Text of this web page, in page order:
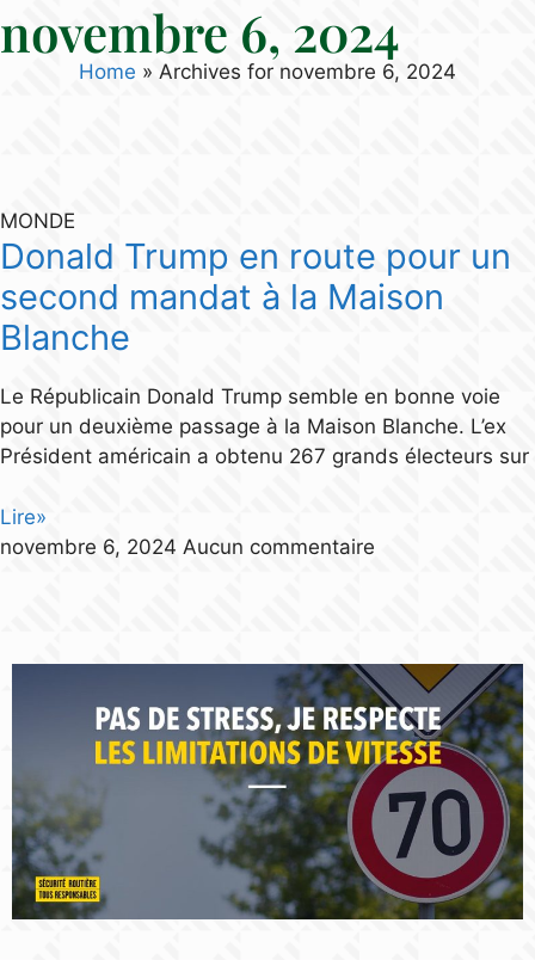
novembre 6, 2024
Home » Archives for novembre 6, 2024
MONDE
Donald Trump en route pour un
second mandat à la Maison
Blanche
Le Républicain Donald Trump semble en bonne voie
pour un deuxième passage à la Maison Blanche. L’ex
Président américain a obtenu 267 grands électeurs sur
Lire»
novembre 6, 2024 Aucun commentaire